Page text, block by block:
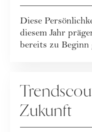
Diese
diesem Jahr
bereits zu
Zukunft